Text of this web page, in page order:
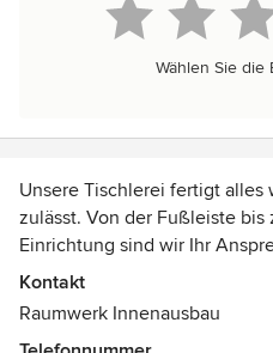
Wählen Sie die
Unsere Tischlerei fertigt alles
zulässt. Von der Fußleiste
Einrichtung sind wir Ihr
aus Holz. Wohndesign und
Bedürfnissen ist unsere
Kontakt
Raumwerk Innenausbau